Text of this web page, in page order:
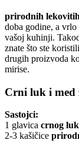
prirodnih
doba godine, a
vašoj kuhinji.
znate što ste
drugih proizvoda
mirise.
Crni luk i med
Sastojci:
1 glavica crnog
2-3 kašičice